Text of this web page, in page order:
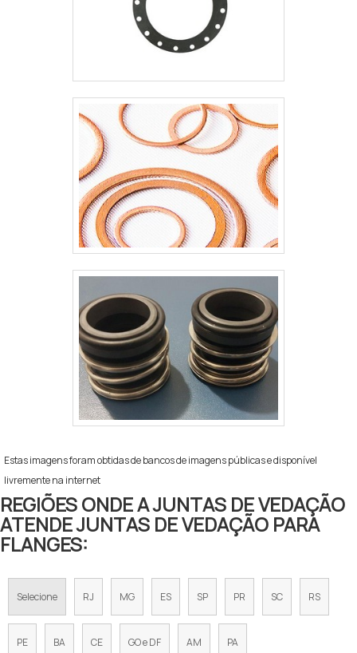
Estas imagens foram obtidas de bancos de imagens públicas e disponível
livremente na internet
REGIÕES ONDE A JUNTAS DE VEDAÇÃO
ATENDE JUNTAS DE VEDAÇÃO PARA
FLANGES:
Selecione RJ MG ES SP PR SC RS
PE BA CE GO e DF AM PA